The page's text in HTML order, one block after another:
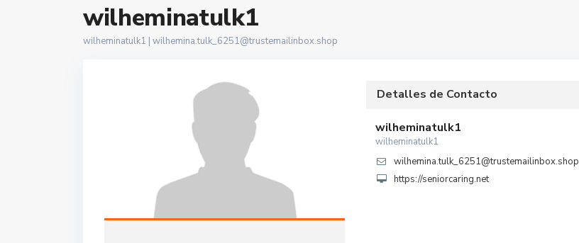
wilheminatulk1
wilheminatulk1 | wilhemina.tulk_6251@trustemailinbox.shop
Detalles de Contacto
wilheminatulk1
wilheminatulk1
wilhemina.tulk_6251@trustemailinbox.shop
https://seniorcaring.net